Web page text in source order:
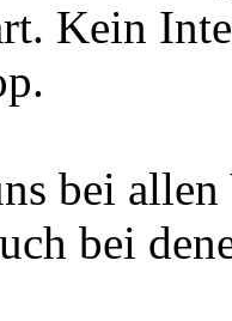
Kein
bei
bei